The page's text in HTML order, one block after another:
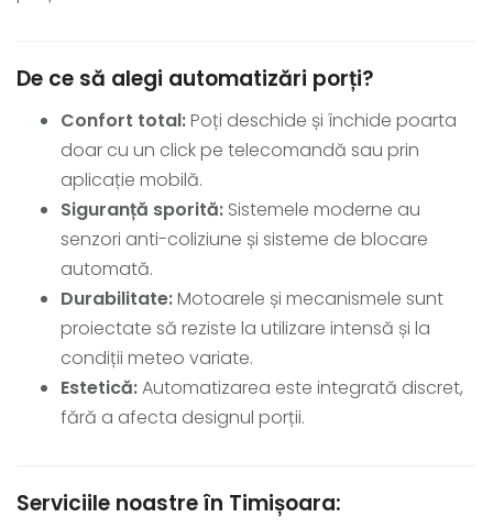
De ce să alegi automatizări porți?
Confort total:Poți deschide și închide poarta
doar cu un click pe telecomandă sau prin
aplicație mobilă.
Siguranță sporită: Sistemele moderne au
senzori anti-coliziune și sisteme de blocare
automată.
Durabilitate:Motoarele și mecanismele sunt
proiectate să reziste la utilizare intensă și la
condiții meteo variate.
Estetică:Automatizarea este integrată discret,
fără a afecta designul porții.
Serviciile noastre în Timișoara: